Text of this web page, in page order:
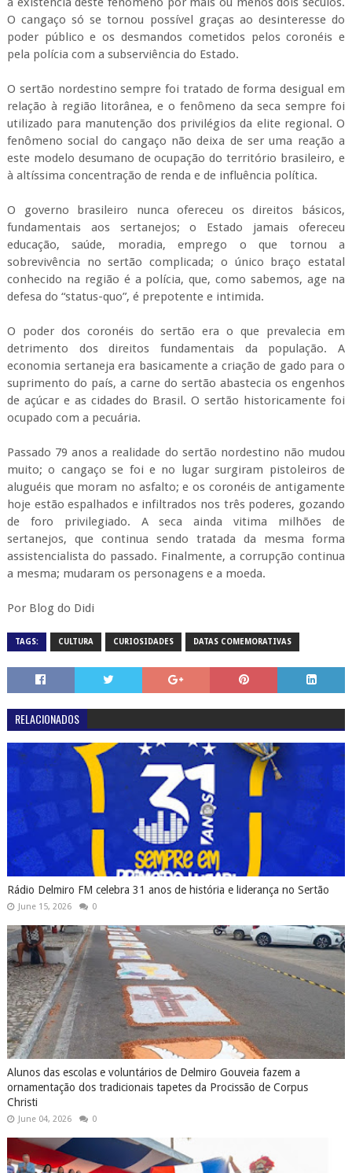
O cangaço só se tornou possível graças ao desinteresse do
poder público e os desmandos cometidos pelos coronéis e
pela polícia com a subserviência do Estado.
O sertão nordestino sempre foi tratado de forma desigual em
relação à região litorânea, e o fenômeno da seca sempre foi
utilizado para manutenção dos privilégios da elite regional. O
fenômeno social do cangaço não deixa de ser uma reação a
este modelo desumano de ocupação do território brasileiro, e
à altíssima concentração de renda e de influência política.
O governo brasileiro nunca ofereceu os direitos básicos,
fundamentais aos sertanejos; o Estado jamais ofereceu
educação, saúde, moradia, emprego o que tornou a
sobrevivência no sertão complicada; o único braço estatal
conhecido na região é a polícia, que, como sabemos, age na
defesa do “status-quo”, é prepotente e intimida.
O poder dos coronéis do sertão era o que prevalecia em
detrimento dos direitos fundamentais da população. A
economia sertaneja era basicamente a criação de gado para o
suprimento do país, a carne do sertão abastecia os engenhos
de açúcar e as cidades do Brasil. O sertão historicamente foi
ocupado com a pecuária.
Passado 79 anos a realidade do sertão nordestino não mudou
muito; o cangaço se foi e no lugar surgiram pistoleiros de
aluguéis que moram no asfalto; e os coronéis de antigamente
hoje estão espalhados e infiltrados nos três poderes, gozando
de foro privilegiado. A seca ainda vitima milhões de
sertanejos, que continua sendo tratada da mesma forma
assistencialista do passado. Finalmente, a corrupção continua
a mesma; mudaram os personagens e a moeda.
Por Blog do Didi
TAGS: CULTURA CURIOSIDADES DATAS COMEMORATIVAS
RELACIONADOS
Rádio Delmiro FM celebra 31 anos de história e liderança no Sertão
June 15, 2026 0
Alunos das escolas e voluntários de Delmiro Gouveia fazem a
ornamentação dos tradicionais tapetes da Procissão de Corpus
Christi
June 04, 2026 0